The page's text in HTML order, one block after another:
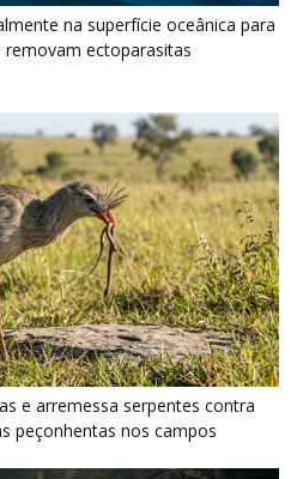
e arremessa serpentes contra
peçonhentas nos campos
elétricas em grupo para
cardumes de peixes